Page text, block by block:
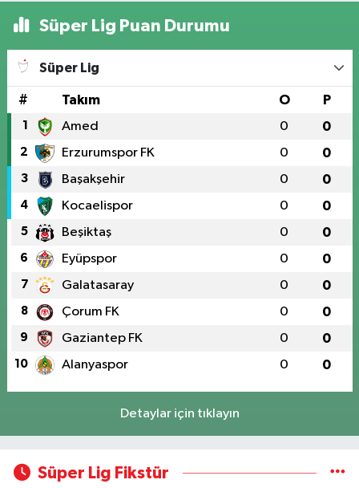
Süper Lig Puan Durumu
Süper Lig
# Takım O P
1 Amed 0 0
2 Erzurumspor FK 0 0
3 Başakşehir 0 0
4 Kocaelispor 0 0
5 Beşiktaş 0 0
6 Eyüpspor 0 0
7 Galatasaray 0 0
8 Çorum FK 0 0
9 Gaziantep FK 0 0
10 Alanyaspor 0 0
Detaylar için tıklayın
Süper Lig Fikstür